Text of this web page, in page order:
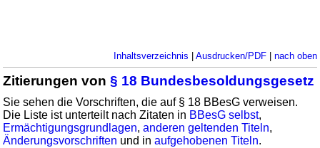
Inhaltsverzeichnis Ausdrucken/PDF| nach oben
Zitierungen von§ 18 Bundesbesoldungsgesetz
Sie sehen die Vorschriften, die auf § 18 BBesG verweisen.
Die Liste ist unterteilt nach Zitaten in BBesG selbst,
Ermächtigungsgrundlagen,anderen geltenden Titeln,
Änderungsvorschriften und inaufgehobenen Titeln.